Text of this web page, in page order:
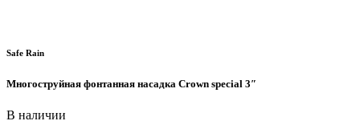
Safe Rain
Многоструйная фонтанная насадка Crown special 3″
В наличии